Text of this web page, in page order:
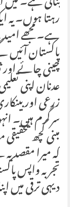
رہتا ہوں۔
ہے۔ مجھے
پاکستان آئیں
چینی چائے
عدنان اپنی
زرعی اور
سرگرم ہیں۔
مبنی کچھ
کہ میرا مقصد
تجربہ واپس
دیہی ترقی میں